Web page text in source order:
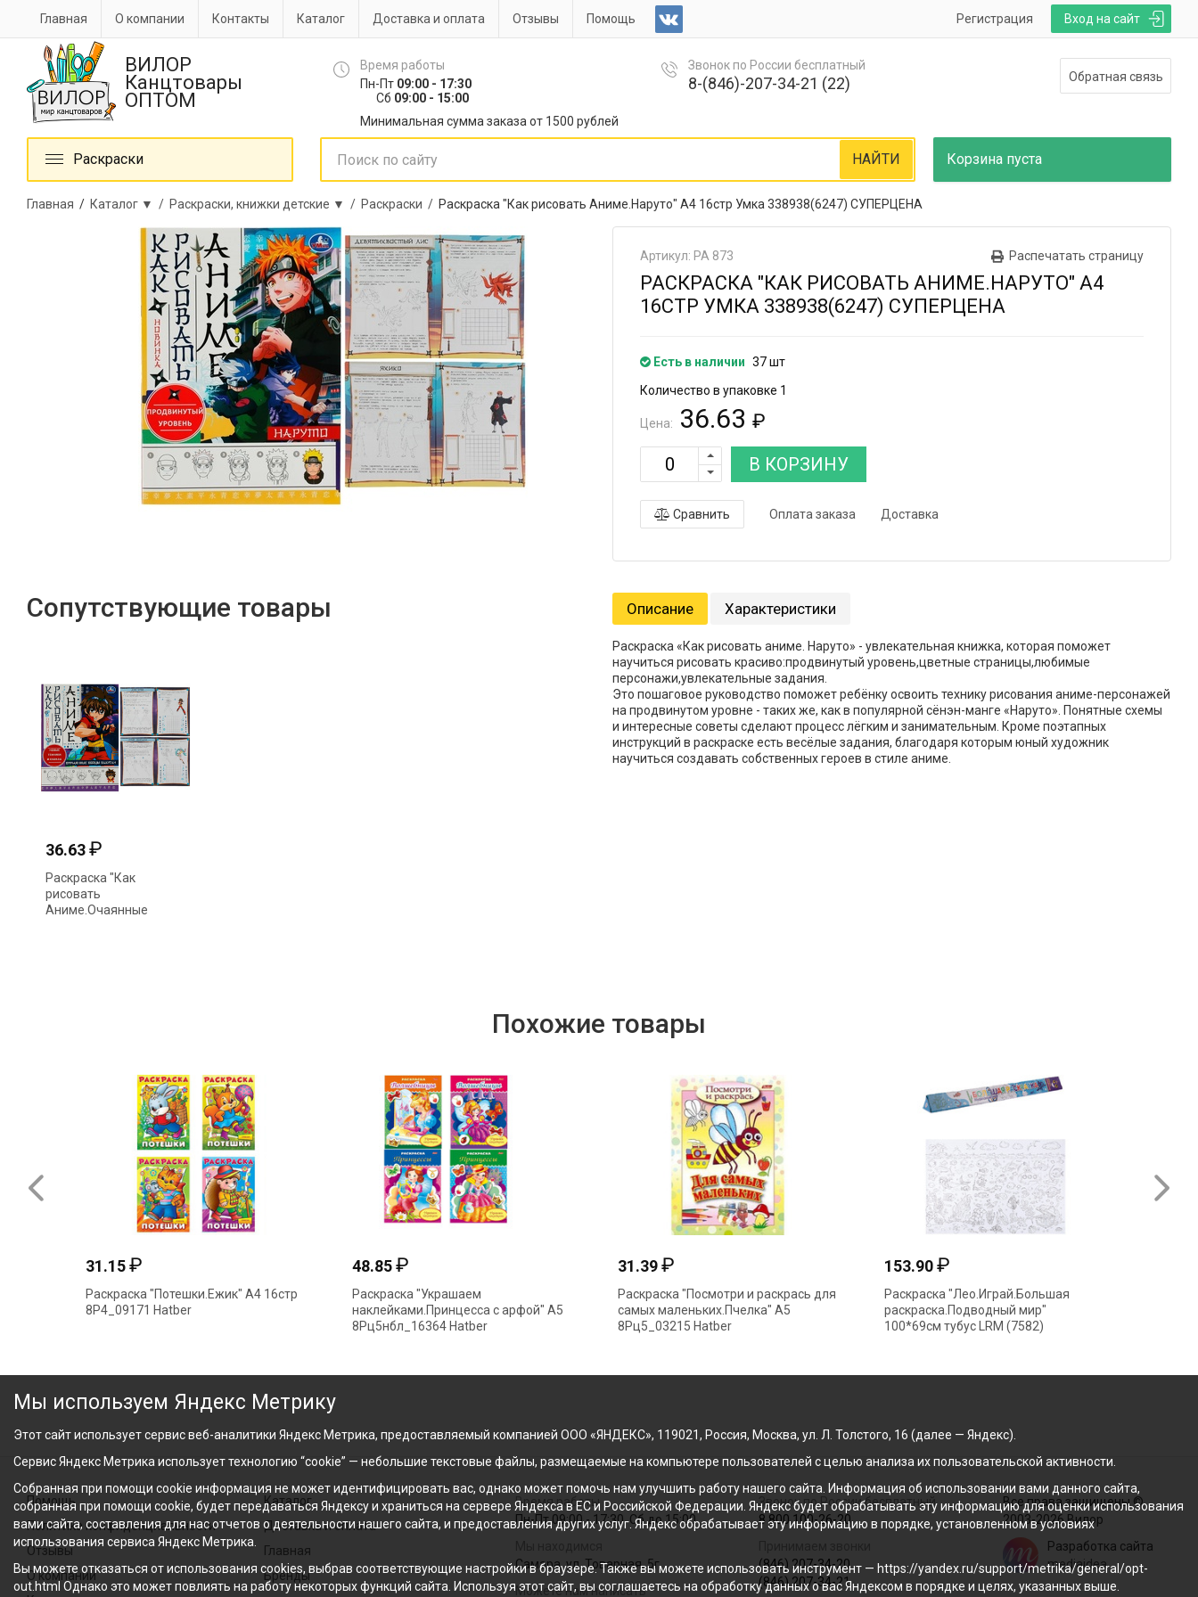
Вход на сайт
Регистрация
Главная О компании Контакты Каталог Доставка и оплата Отзывы Помощь
ВИЛОР
Канцтовары
ОПТОМ
Время работы
Пн-Пт 09:00 - 17:30
Сб 09:00 - 15:00
Минимальная сумма заказа от 1500 рублей
Звонок по России бесплатный
8-(846)-207-34-21 (22) Обратная связь
Раскраски Корзина пуста
НАЙТИ
Главная / Каталог ▼ / Раскраски, книжки детские ▼ / Раскраски / Раскраска "Как рисовать Аниме.Наруто" А4 16стр Умка 338938(6247) СУПЕРЦЕНА
Распечатать страницу
Артикул: РА 873
РАСКРАСКА "КАК РИСОВАТЬ АНИМЕ.НАРУТО" А4
16СТР УМКА 338938(6247) СУПЕРЦЕНА
Есть в наличии 37 шт
Количество в упаковке 1
Цена: 36.63 ₽
В КОРЗИНУ
Сравнить Оплата заказа Доставка
Сопутствующие товары
36.63₽
Раскраска "Как
рисовать
Аниме.Очаянные
Описание Характеристики
Раскраска «Как рисовать аниме. Наруто» - увлекательная книжка, которая поможет
научиться рисовать красиво:продвинутый уровень,цветные страницы,любимые
персонажи,увлекательные задания.
Это пошаговое руководство поможет ребёнку освоить технику рисования аниме-персонажей
на продвинутом уровне - таких же, как в популярной сёнэн-манге «Наруто». Понятные схемы
и интересные советы сделают процесс лёгким и занимательным. Кроме поэтапных
инструкций в раскраске есть весёлые задания, благодаря которым юный художник
научиться создавать собственных героев в стиле аниме.
Похожие товары
31.15₽
Раскраска "Потешки.Ежик" А4 16стр
8Р4_09171 Hatber
48.85₽
Раскраска "Украшаем
наклейками.Принцесса с арфой" А5
8Рц5нбл_16364 Hatber
31.39₽
Раскраска "Посмотри и раскрась для
самых маленьких.Пчелка" А5
8Рц5_03215 Hatber
153.90₽
Раскраска "Лео.Играй.Большая
раскраска.Подводный мир"
100*69см тубус LRM (7582)
Помощь
Политика конфиденциальности
Отзывы
О компании
Каталог
Доставка и оплата
Главная
Бренды
Время работы
Пн-Пт 09:00 - 17:30, Сб до 15:00
Самара, ул. Товарная, 5г
Можете нам написать
Звонок по России бесплатный
8 800 100-26-20
(846) 207-34-20
(846) 207-34-21
Все права защищены ©
2003-2026 Вилор
Разработка сайта
mediaidea
Мы используем Яндекс Метрику
Этот сайт использует сервис веб-аналитики Яндекс Метрика, предоставляемый компанией ООО «ЯНДЕКС», 119021, Россия, Москва, ул. Л. Толстого, 16 (далее — Яндекс).
Сервис Яндекс Метрика использует технологию “cookie” — небольшие текстовые файлы, размещаемые на компьютере пользователей с целью анализа их пользовательской активности.
Собранная при помощи cookie информация не может идентифицировать вас, однако может помочь нам улучшить работу нашего сайта. Информация об использовании вами данного сайта,
собранная при помощи cookie, будет передаваться Яндексу и храниться на сервере Яндекса в ЕС и Российской Федерации. Яндекс будет обрабатывать эту информацию для оценки использования
вами сайта, составления для нас отчетов о деятельности нашего сайта, и предоставления других услуг. Яндекс обрабатывает эту информацию в порядке, установленном в условиях
использования сервиса Яндекс Метрика.
Вы можете отказаться от использования cookies, выбрав соответствующие настройки в браузере. Также вы можете использовать инструмент — https://yandex.ru/support/metrika/general/opt-
out.html Однако это может повлиять на работу некоторых функций сайта. Используя этот сайт, вы соглашаетесь на обработку данных о вас Яндексом в порядке и целях, указанных выше.